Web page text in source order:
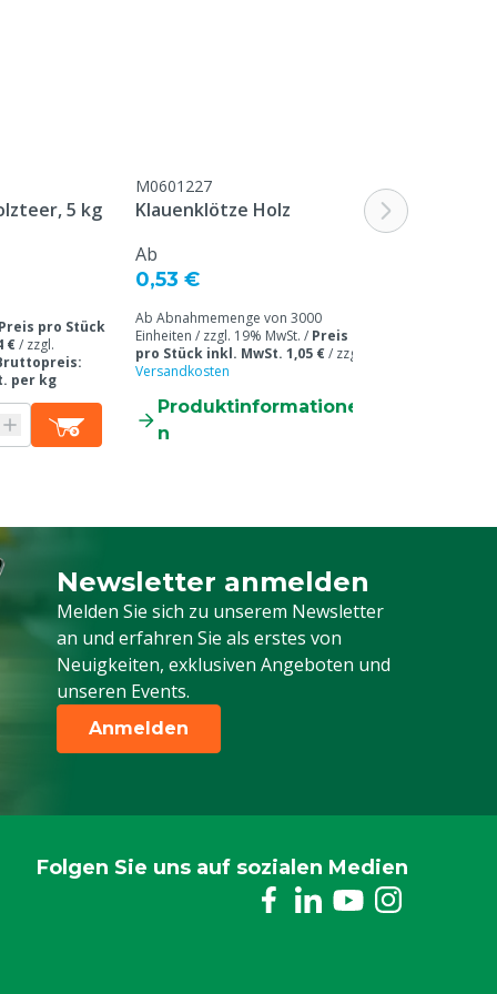
5 kg
Preis pro Stück
€/ zzgl.
per kg
M0601227
Klauenklötze Holz
Ab
0,53 €
Ab Abnahmemenge von 3000
Einheiten / zzgl. 19% MwSt. / Preis
pro Stück inkl. MwSt. 1,05 €/ zzgl.
Versandkosten
Produktinformatione
n
M0609961
MS GluePro
Newsletter anmelden
Melden Sie sich zu unserem Newsletter
an und erfahren Sie als erstes von
Neuigkeiten, exklusiven Angeboten und
unseren Events.
Melden Sie sich für unseren Newsletter
Anmelden
Folgen Sie uns auf sozialen Medien